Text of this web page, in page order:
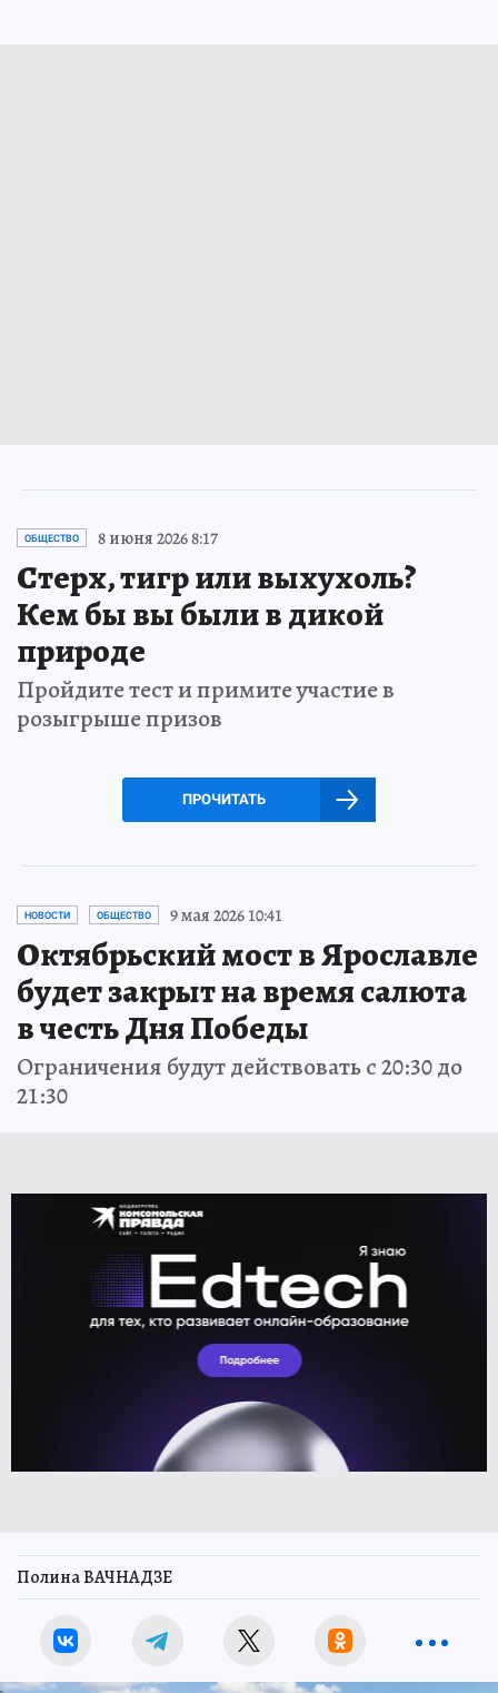
ОБЩЕСТВО 8 июня 2026 8:17
Стерх, тигр или выхухоль?
Кем бы вы были в дикой
природе
Пройдите тест и примите участие в
розыгрыше призов
ПРОЧИТАТЬ
НОВОСТИ ОБЩЕСТВО 9 мая 2026 10:41
Октябрьский мост в Ярославле
будет закрыт на время салюта
в честь Дня Победы
Ограничения будут действовать с 20:30 до
21:30
Полина ВАЧНАДЗЕ